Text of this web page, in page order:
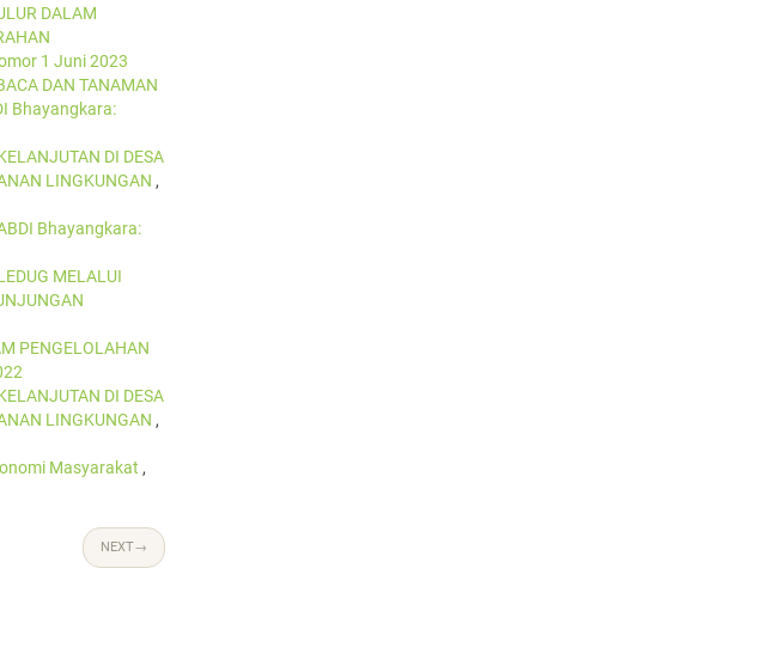
DALAM
1 Juni 2023
DAN TANAMAN
Bhayangkara:
DI DESA
LINGKUNGAN ,
Bhayangkara:
MELALUI
PENGELOLAHAN
DI DESA
LINGKUNGAN ,
Masyarakat ,
NEXT→